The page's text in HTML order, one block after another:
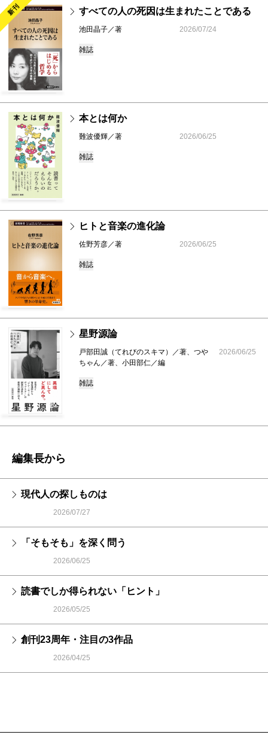
新刊 すべての人の死因は生まれたことである
池田晶子／著 2026/07/24
雑誌
本とは何か
難波優輝／著 2026/06/25
雑誌
ヒトと音楽の進化論
佐野芳彦／著 2026/06/25
雑誌
星野源論
戸部田誠（てれびのスキマ）／著、つや
ちゃん／著、小田部仁／編
2026/06/25
雑誌
編集長から
現代人の探しものは
2026/07/27
「そもそも」を深く問う
2026/06/25
読書でしか得られない「ヒント」
2026/05/25
創刊23周年・注目の3作品
2026/04/25